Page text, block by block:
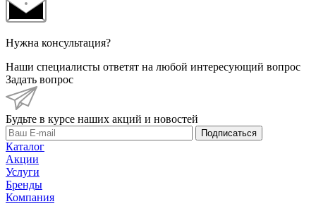
Нужна консультация?
Наши специалисты ответят на любой интересующий вопрос
Задать вопрос
Будьте в курсе наших акций и новостей
Подписаться
Каталог
Акции
Услуги
Бренды
Компания